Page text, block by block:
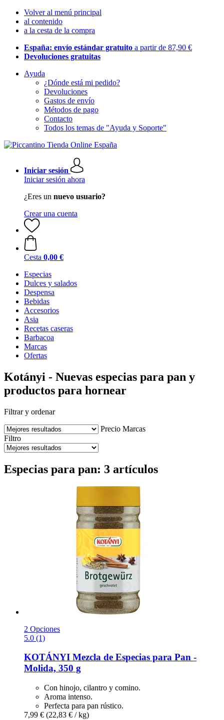
Volver al menú principal
al contenido
a la cesta de la compra
España: envío estándar gratuito a partir de 87,90 €
Devoluciones gratuitas
Ayuda
¿Dónde está mi pedido?
Devoluciones
Gastos de envío
Métodos de pago
Contacto
Todos los temas de "Ayuda y Soporte"
Iniciar sesión
Iniciar sesión ahora
¿Eres un nuevo usuario?
Crear una cuenta
Cesta 0,00 €
Especias
Dulces y salados
Despensa
Bebidas
Accesorios
Asia
Recetas caseras
Barbacoa
Marcas
Ofertas
Kotányi - Nuevas especias para pan y
productos para hornear
Filtrar y ordenar
Precio Marcas
Filtro
Especias para pan: 3 artículos
2 Opciones
5.0 (1)
KOTÁNYI Mezcla de Especias para Pan -​
Molida, 350 g
Con hinojo, cilantro y comino.
Aroma intenso.
Perfecta para pan rústico.
7,99 € (22,83 € / kg)